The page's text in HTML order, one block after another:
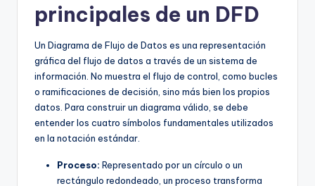
principales de un DFD
Un Diagrama de Flujo de Datos es una representación
gráfica del flujo de datos a través de un sistema de
información. No muestra el flujo de control, como bucles
o ramificaciones de decisión, sino más bien los propios
datos. Para construir un diagrama válido, se debe
entender los cuatro símbolos fundamentales utilizados
en la notación estándar.
Proceso: Representado por un círculo o un
rectángulo redondeado, un proceso transforma